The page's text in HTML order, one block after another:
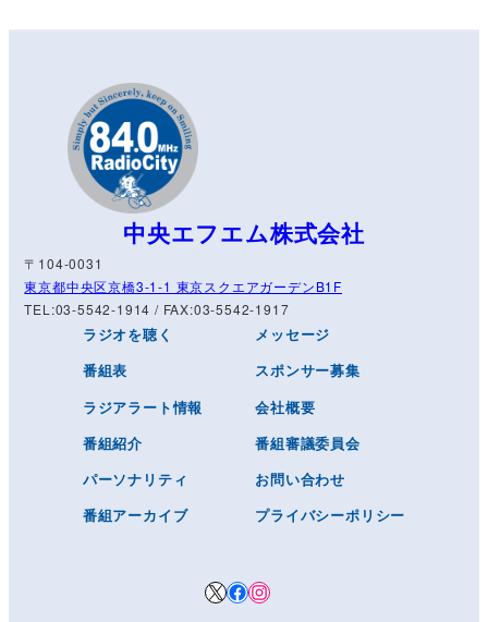
中央エフエム株式会社
〒104-0031
東京都中央区京橋3-1-1 東京スクエアガーデンB1F
TEL:03-5542-1914 / FAX:03-5542-1917
ラジオを聴く
番組表
ラジアラート情報
番組紹介
パーソナリティ
番組アーカイブ
メッセージ
スポンサー募集
会社概要
番組審議委員会
お問い合わせ
プライバシーポリシー
XFacebook
Instagram